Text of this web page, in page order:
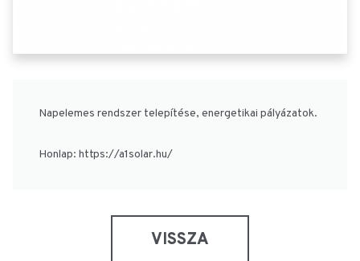
Napelemes rendszer telepítése, energetikai pályázatok.
Honlap: https://a1solar.hu/
VISSZA